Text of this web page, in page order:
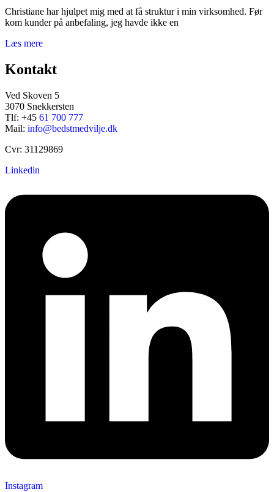
Christiane har hjulpet mig med at få struktur i min virksomhed. Før
kom kunder på anbefaling, jeg havde ikke en
Læs mere
Kontakt
Ved Skoven 5
3070 Snekkersten
Tlf: +45 61 700 777
Mail: info@bedstmedvilje.dk
Cvr: 31129869
Linkedin
Instagram